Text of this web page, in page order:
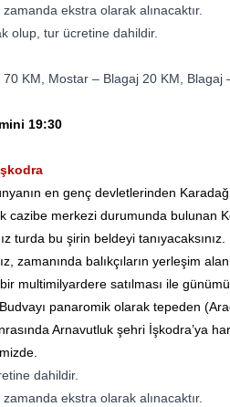
ekstra olarak alınacaktır.
olup, tur ücretine dahildir.
KM, Mostar – Blagaj 20 KM, Blagaj
19:30
en genç devletlerinden
cazibe merkezi durumunda bulunan
turda bu şirin beldeyi
zamanında balıkçıların yerleşim
multimilyardere satılması ile
panaromik olarak tepeden
Arnavutluk şehri İşkodra’ya
dahildir.
ekstra olarak alınacaktır.